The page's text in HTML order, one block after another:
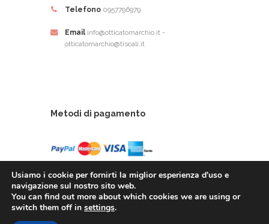
Telefono 0957796979
Email info@otticatomarchio.it -
otticatomarchio@tiscali.it
Metodi di pagamento
Ottica Tomarchio di Tomachio Rosario Alfio - Via
Usiamo i cookie per fornirti la miglior esperienza d'uso e
navigazione sul nostro sito web.
You can find out more about which cookies we are using or
switch them off in settings.